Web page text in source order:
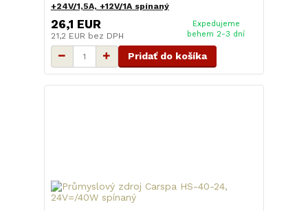
+24V/1,5A, +12V/1A spínaný
26,1 EUR
21,2 EUR bez DPH
Expedujeme
behem 2-3 dní
Pridať do košíka